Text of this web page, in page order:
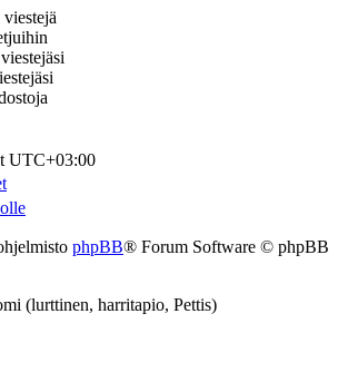
UTC+03:00
phpBB® Forum Software © phpBB
(lurttinen, harritapio, Pettis)